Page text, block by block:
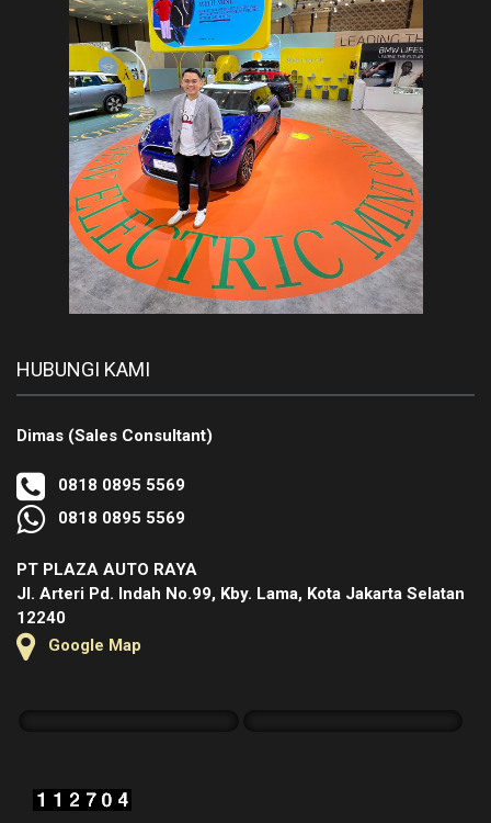
HUBUNGI KAMI
Dimas (Sales Consultant)
0818 0895 5569
0818 0895 5569
PT PLAZA AUTO RAYA
Jl. Arteri Pd. Indah No.99, Kby. Lama, Kota Jakarta Selatan
12240
Google Map